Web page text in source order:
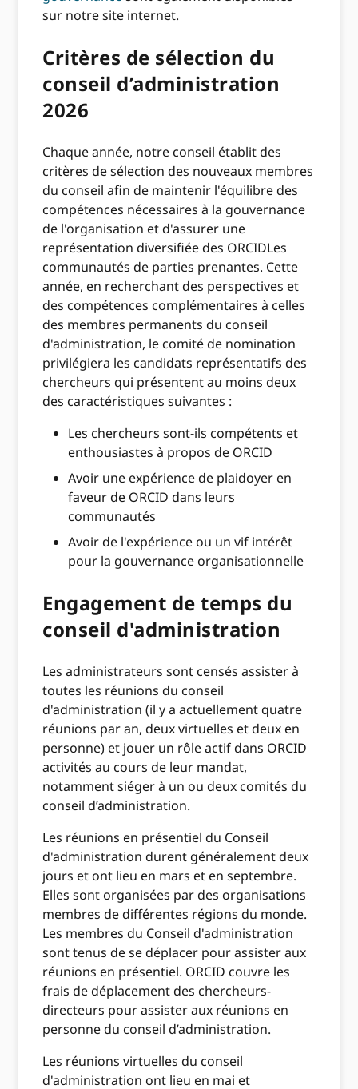
sur notre site internet.
Critères de sélection du
conseil d’administration
2026
Chaque année, notre conseil établit des
critères de sélection des nouveaux membres
du conseil afin de maintenir l'équilibre des
compétences nécessaires à la gouvernance
de l'organisation et d'assurer une
représentation diversifiée des ORCIDLes
communautés de parties prenantes. Cette
année, en recherchant des perspectives et
des compétences complémentaires à celles
des membres permanents du conseil
d'administration, le comité de nomination
privilégiera les candidats représentatifs des
chercheurs qui présentent au moins deux
des caractéristiques suivantes :
Les chercheurs sont-ils compétents et
enthousiastes à propos de ORCID
Avoir une expérience de plaidoyer en
faveur de ORCID dans leurs
communautés
Avoir de l'expérience ou un vif intérêt
pour la gouvernance organisationnelle
Engagement de temps du
conseil d'administration
Les administrateurs sont censés assister à
toutes les réunions du conseil
d'administration (il y a actuellement quatre
réunions par an, deux virtuelles et deux en
personne) et jouer un rôle actif dans ORCID
activités au cours de leur mandat,
notamment siéger à un ou deux comités du
conseil d’administration.
Les réunions en présentiel du Conseil
d'administration durent généralement deux
jours et ont lieu en mars et en septembre.
Elles sont organisées par des organisations
membres de différentes régions du monde.
Les membres du Conseil d'administration
sont tenus de se déplacer pour assister aux
réunions en présentiel. ORCID couvre les
frais de déplacement des chercheurs-
directeurs pour assister aux réunions en
personne du conseil d’administration.
Les réunions virtuelles du conseil
d'administration ont lieu en mai et